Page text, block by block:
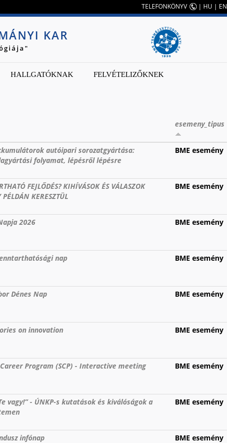
TELEFONKÖNYV | HU | EN
KAR
HALLGATÓKNAK FELVÉTELIZŐKNEK
esemeny_tipus
autóipari sorozatgyártása:
folyamat, lépésről lépésre
BME esemény
FEJLŐDÉS? KIHÍVÁSOK ÉS VÁLASZOK
KERESZTÜL
BME esemény
2026 BME esemény
nap BME esemény
Dénes Nap BME esemény
on innovation BME esemény
Program (SCP) - Interactive meeting BME esemény
vagy!” - ÚNKP-s kutatások és kiválóságok a
BME esemény
infónap BME esemény